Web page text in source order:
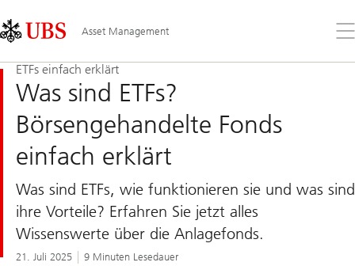
Links
Area
Asset Management
Sie
ETFs einfach erklärt
Was sind ETFs?
Börsengehandelte Fonds
einfach erklärt
Was sind ETFs, wie funktionieren sie und was sind
ihre Vorteile? Erfahren Sie jetzt alles
Wissenswerte über die Anlagefonds.
21. Juli 2025 9 Minuten Lesedauer